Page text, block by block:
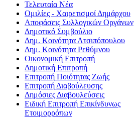
Τελευταία Νέα
Ομιλίες - Χαιρετισμοί Δημάρχου
Αποφάσεις Συλλογικών Οργάνων
Δημοτικό Συμβούλιο
Δημ. Κοινότητα Ατσιπόπουλου
Δημ. Κοινότητα Ρεθύμνου
Οικονομική Επιτροπή
Δημοτική Επιτροπή
Επιτροπή Ποιότητας Ζωής
Επιτροπή Διαβούλευσης
Δημόσιες Διαβουλεύσεις
Ειδική Επιτροπή Επικίνδυνως
Ετοιμορρόπων